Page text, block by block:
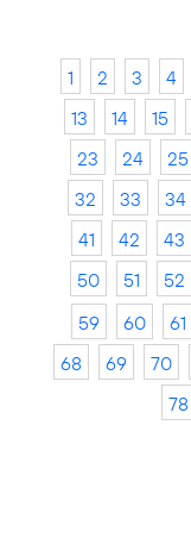
1 2 3 4
13
14 15
23
24 25
32
33 34
41
42 43
50
51 52
59
60 61
68
69 70
78